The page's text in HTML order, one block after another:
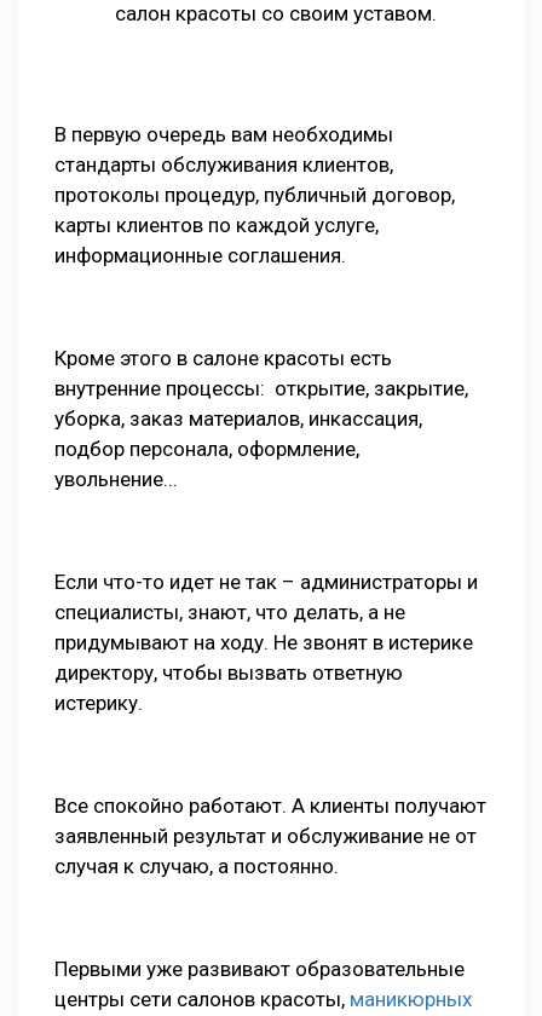
салон красоты со своим уставом.
В первую очередь вам необходимы
стандарты обслуживания клиентов,
протоколы процедур, публичный договор,
карты клиентов по каждой услуге,
информационные соглашения.
Кроме этого в салоне красоты есть
внутренние процессы: открытие, закрытие,
уборка, заказ материалов, инкассация,
подбор персонала, оформление,
увольнение...
Если что-то идет не так – администраторы и
специалисты, знают, что делать, а не
придумывают на ходу. Не звонят в истерике
директору, чтобы вызвать ответную
истерику.
Все спокойно работают. А клиенты получают
заявленный результат и обслуживание не от
случая к случаю, а постоянно.
Первыми уже развивают образовательные
центры сети салонов красоты, маникюрных